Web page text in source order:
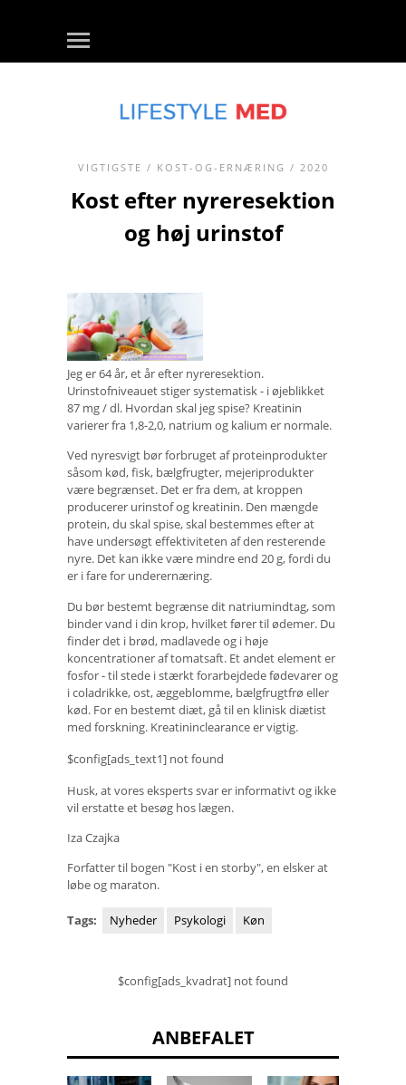
VIGTIGSTE / KOST-OG-ERNÆRING / 2020
Kost efter nyreresektion
og høj urinstof
Jeg er 64 år, et år efter nyreresektion.
Urinstofniveauet stiger systematisk - i øjeblikket
87 mg / dl. Hvordan skal jeg spise? Kreatinin
varierer fra 1,8-2,0, natrium og kalium er normale.
Ved nyresvigt bør forbruget af proteinprodukter
såsom kød, fisk, bælgfrugter, mejeriprodukter
være begrænset. Det er fra dem, at kroppen
producerer urinstof og kreatinin. Den mængde
protein, du skal spise, skal bestemmes efter at
have undersøgt effektiviteten af ​​den resterende
nyre. Det kan ikke være mindre end 20 g, fordi du
er i fare for underernæring.
Du bør bestemt begrænse dit natriumindtag, som
binder vand i din krop, hvilket fører til ødemer. Du
finder det i brød, madlavede og i høje
koncentrationer af tomatsaft. Et andet element er
fosfor - til stede i stærkt forarbejdede fødevarer og
i coladrikke, ost, æggeblomme, bælgfrugtfrø eller
kød. For en bestemt diæt, gå til en klinisk diætist
med forskning. Kreatininclearance er vigtig.
$config[ads_text1] not found
Husk, at vores eksperts svar er informativt og ikke
vil erstatte et besøg hos lægen.
Iza Czajka
Forfatter til bogen "Kost i en storby", en elsker at
løbe og maraton.
Tags: Nyheder Psykologi Køn
$config[ads_kvadrat] not found
ANBEFALET